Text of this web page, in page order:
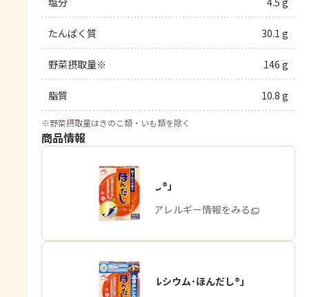
たんぱく質 30.1 g
野菜摂取量※ 146 g
脂質 10.8 g
※野菜摂取量はきのこ類・いも類を除く
商品情報
「ほんだし®」
商品・アレルギー情報をみる
「毎日カルシウム･ほんだし®」